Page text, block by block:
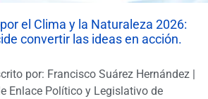
el Clima y la Naturaleza 2026:
convertir las ideas en acción.
por: Francisco Suárez Hernández |
Enlace Político y Legislativo de